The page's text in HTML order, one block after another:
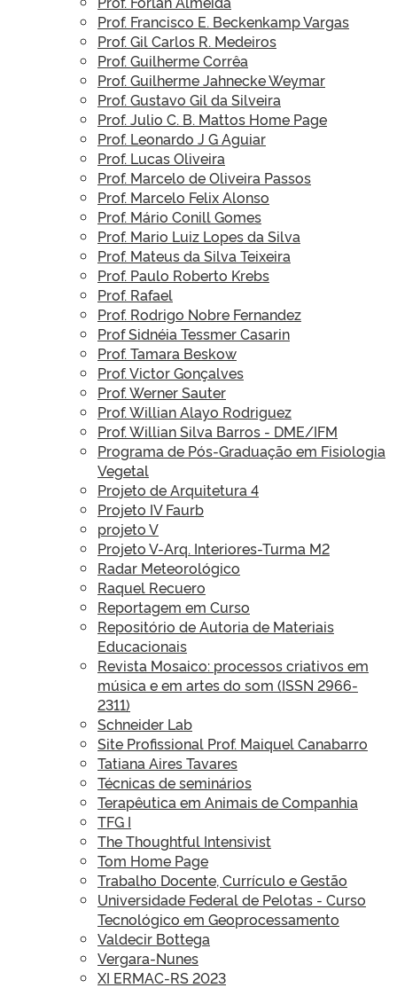
Prof. Francisco E. Beckenkamp Vargas
Prof. Gil Carlos R. Medeiros
Prof. Guilherme Corrêa
Prof. Guilherme Jahnecke Weymar
Prof. Gustavo Gil da Silveira
Prof. Julio C. B. Mattos Home Page
Prof. Leonardo J G Aguiar
Prof. Lucas Oliveira
Prof. Marcelo de Oliveira Passos
Prof. Marcelo Felix Alonso
Prof. Mário Conill Gomes
Prof. Mario Luiz Lopes da Silva
Prof. Mateus da Silva Teixeira
Prof. Paulo Roberto Krebs
Prof. Rafael
Prof. Rodrigo Nobre Fernandez
Prof Sidnéia Tessmer Casarin
Prof. Tamara Beskow
Prof. Victor Gonçalves
Prof. Werner Sauter
Prof. Willian Alayo Rodriguez
Prof. Willian Silva Barros - DME/IFM
Programa de Pós-Graduação em Fisiologia
Vegetal
Projeto de Arquitetura 4
Projeto IV Faurb
projeto V
Projeto V-Arq. Interiores-Turma M2
Radar Meteorológico
Raquel Recuero
Reportagem em Curso
Repositório de Autoria de Materiais
Educacionais
Revista Mosaico: processos criativos em
música e em artes do som (ISSN 2966-
2311)
Schneider Lab
Site Profissional Prof. Maiquel Canabarro
Tatiana Aires Tavares
Técnicas de seminários
Terapêutica em Animais de Companhia
TFG I
The Thoughtful Intensivist
Tom Home Page
Trabalho Docente, Currículo e Gestão
Universidade Federal de Pelotas - Curso
Tecnológico em Geoprocessamento
Valdecir Bottega
Vergara-Nunes
XI ERMAC-RS 2023